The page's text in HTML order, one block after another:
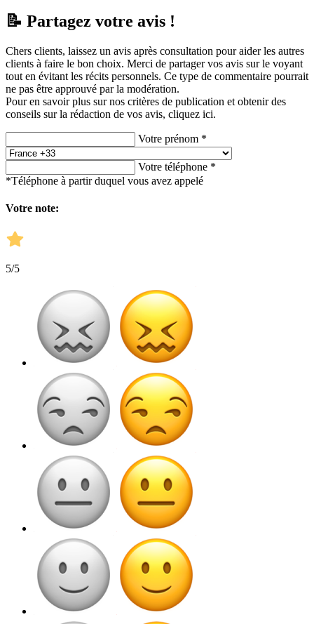
📝 Partagez votre avis !
Chers clients, laissez un avis après consultation pour aider les autres
clients à faire le bon choix. Merci de partager vos avis sur le voyant
tout en évitant les récits personnels. Ce type de commentaire pourrait
ne pas être approuvé par la modération.
Pour en savoir plus sur nos critères de publication et obtenir des
conseils sur la rédaction de vos avis, cliquez ici.
Votre prénom *
Votre téléphone *
*Téléphone à partir duquel vous avez appelé
Votre note:
5/5